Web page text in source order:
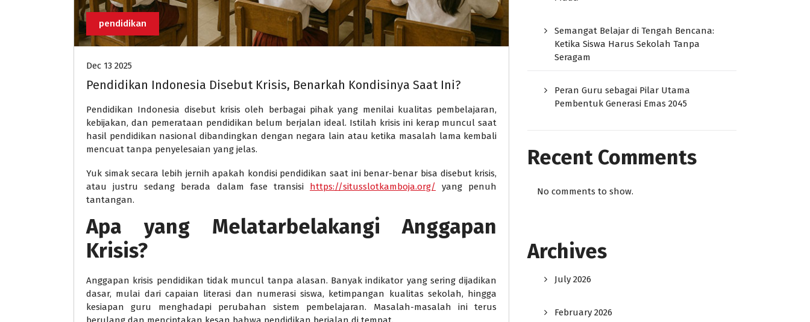
pendidikan
Dec 13 2025
Pendidikan Indonesia Disebut Krisis, Benarkah Kondisinya Saat Ini?
Pendidikan Indonesia disebut krisis oleh berbagai pihak yang menilai kualitas pembelajaran,
kebijakan, dan pemerataan pendidikan belum berjalan ideal. Istilah krisis ini kerap muncul saat
hasil pendidikan nasional dibandingkan dengan negara lain atau ketika masalah lama kembali
mencuat tanpa penyelesaian yang jelas.
Yuk simak secara lebih jernih apakah kondisi pendidikan saat ini benar-benar bisa disebut krisis,
atau justru sedang berada dalam fase transisi https://situsslotkamboja.org/
yang penuh
tantangan.
Apa yang Melatarbelakangi Anggapan
Krisis?
Anggapan krisis pendidikan tidak muncul tanpa alasan. Banyak indikator yang sering dijadikan
dasar, mulai dari capaian literasi dan numerasi siswa, ketimpangan kualitas sekolah, hingga
kesiapan guru menghadapi perubahan sistem pembelajaran. Masalah-masalah ini terus
Semangat Belajar di Tengah Bencana:
Ketika Siswa Harus Sekolah Tanpa
Seragam
Peran Guru sebagai Pilar Utama
Pembentuk Generasi Emas 2045
Recent Comments
No comments to show.
Archives
July 2026
February 2026